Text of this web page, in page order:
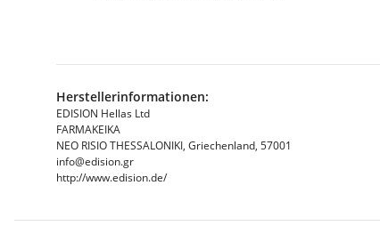
Herstellerinformationen:
EDISION Hellas Ltd
FARMAKEIKA
NEO RISIO THESSALONIKI, Griechenland, 57001
info@edision.gr
http://www.edision.de/